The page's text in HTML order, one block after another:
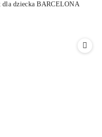
dla dziecka BARCELONA